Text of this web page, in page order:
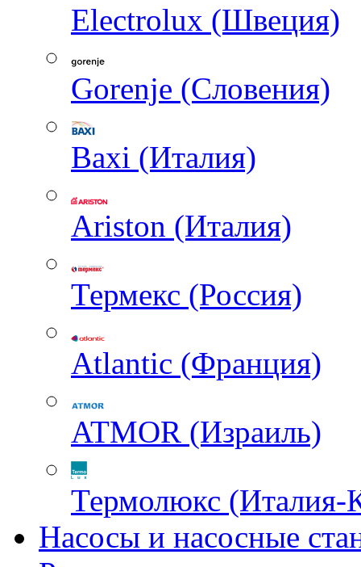
Electrolux (Швеция)
Gorenje (Словения)
Baxi (Италия)
Ariston (Италия)
Термекс (Россия)
Atlantic (Франция)
ATMOR (Израиль)
Термолюкс (Италия-
Насосы и насосные